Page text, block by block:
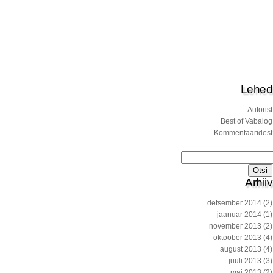
Lehed
Autorist
Best of Vabalog
Kommentaaridest
Arhiiv
detsember 2014 (2)
jaanuar 2014 (1)
november 2013 (2)
oktoober 2013 (4)
august 2013 (4)
juuli 2013 (3)